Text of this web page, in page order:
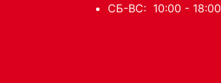
СБ-ВС: 10:00 - 18:00